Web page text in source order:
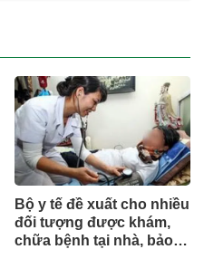
Bộ y tế đề xuất cho nhiều
đối tượng được khám,
chữa bệnh tại nhà, bảo